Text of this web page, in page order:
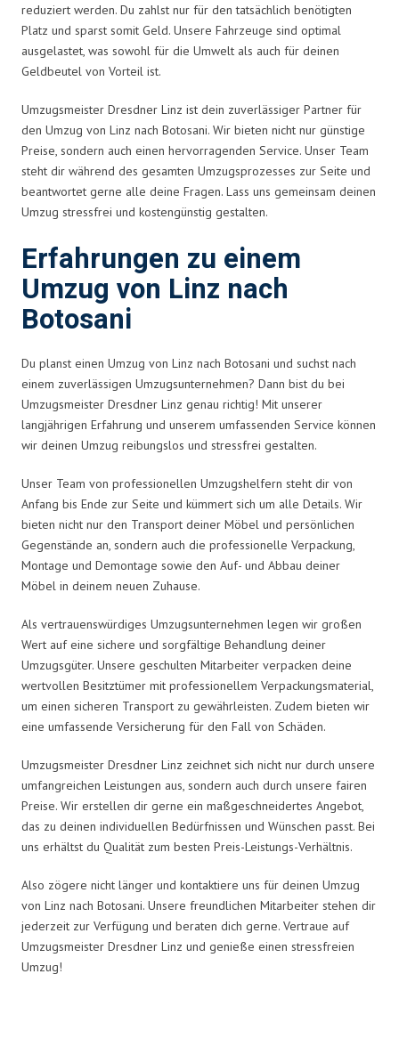
reduziert werden. Du zahlst nur für den tatsächlich benötigten
Platz und sparst somit Geld. Unsere Fahrzeuge sind optimal
ausgelastet, was sowohl für die Umwelt als auch für deinen
Geldbeutel von Vorteil ist.
Umzugsmeister Dresdner Linz ist dein zuverlässiger Partner für
den Umzug von Linz nach Botosani. Wir bieten nicht nur günstige
Preise, sondern auch einen hervorragenden Service. Unser Team
steht dir während des gesamten Umzugsprozesses zur Seite und
beantwortet gerne alle deine Fragen. Lass uns gemeinsam deinen
Umzug stressfrei und kostengünstig gestalten.
Erfahrungen zu einem
Umzug von Linz nach
Botosani
Du planst einen Umzug von Linz nach Botosani und suchst nach
einem zuverlässigen Umzugsunternehmen? Dann bist du bei
Umzugsmeister Dresdner Linz genau richtig! Mit unserer
langjährigen Erfahrung und unserem umfassenden Service können
wir deinen Umzug reibungslos und stressfrei gestalten.
Unser Team von professionellen Umzugshelfern steht dir von
Anfang bis Ende zur Seite und kümmert sich um alle Details. Wir
bieten nicht nur den Transport deiner Möbel und persönlichen
Gegenstände an, sondern auch die professionelle Verpackung,
Montage und Demontage sowie den Auf- und Abbau deiner
Möbel in deinem neuen Zuhause.
Als vertrauenswürdiges Umzugsunternehmen legen wir großen
Wert auf eine sichere und sorgfältige Behandlung deiner
Umzugsgüter. Unsere geschulten Mitarbeiter verpacken deine
wertvollen Besitztümer mit professionellem Verpackungsmaterial,
um einen sicheren Transport zu gewährleisten. Zudem bieten wir
eine umfassende Versicherung für den Fall von Schäden.
Umzugsmeister Dresdner Linz zeichnet sich nicht nur durch unsere
umfangreichen Leistungen aus, sondern auch durch unsere fairen
Preise. Wir erstellen dir gerne ein maßgeschneidertes Angebot,
das zu deinen individuellen Bedürfnissen und Wünschen passt. Bei
uns erhältst du Qualität zum besten Preis-Leistungs-Verhältnis.
Also zögere nicht länger und kontaktiere uns für deinen Umzug
von Linz nach Botosani. Unsere freundlichen Mitarbeiter stehen dir
jederzeit zur Verfügung und beraten dich gerne. Vertraue auf
Umzugsmeister Dresdner Linz und genieße einen stressfreien
Umzug!